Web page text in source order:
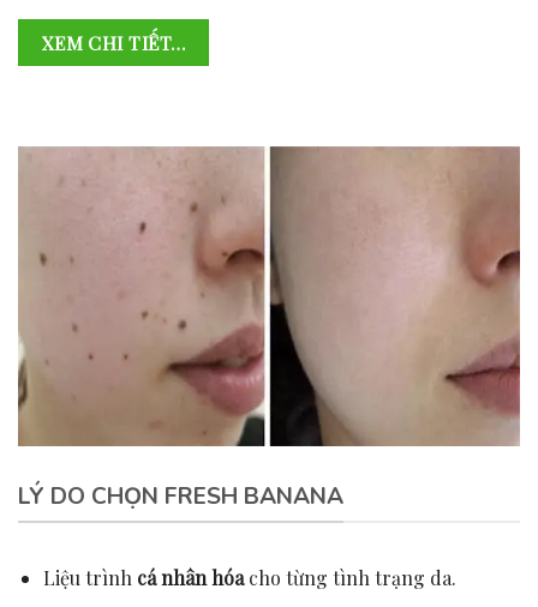
XEM CHI TIẾT…
LÝ DO CHỌN FRESH BANANA
Liệu trình cá nhân hóacho từng tình trạng da.